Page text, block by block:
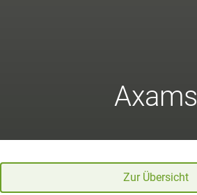
Axams
Zur Übersicht